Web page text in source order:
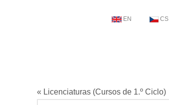
EN CS
« Licenciaturas (Cursos de 1.º Ciclo)